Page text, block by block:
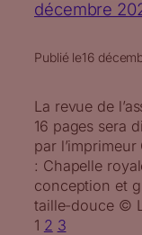
décembre
Publié le16
La revue de
16 pages sera
par
: Chapelle
conception et
taille-douce ©
1 2 3